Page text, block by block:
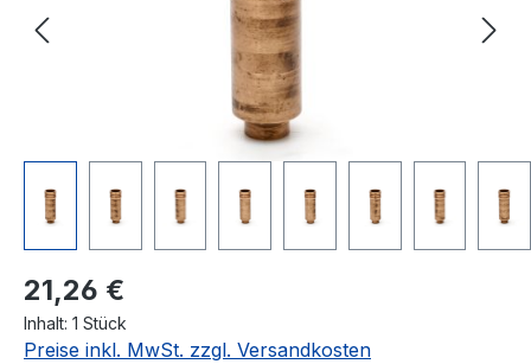
Regulärer Preis:
21,26 €
Inhalt: 1 Stück
Preise inkl. MwSt. zzgl. Versandkosten